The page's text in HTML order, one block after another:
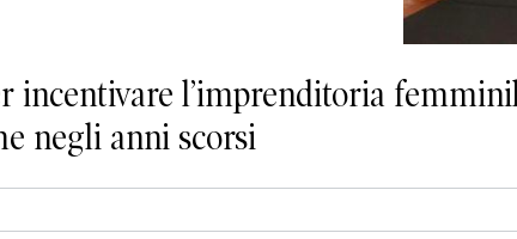
incentivare l’imprenditoria
negli anni scorsi